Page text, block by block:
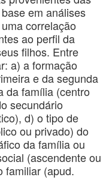
em análises
correlação
ao perfil da
filhos. Entre
a) a formação
e da segunda
da família (centro
secundário
d) o tipo de
ou privado) do
da família ou
(ascendente ou
familiar (apud.